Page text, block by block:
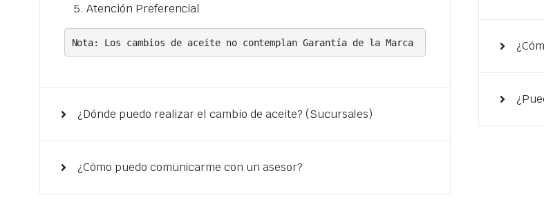
Atención Preferencial
Nota: Los cambios de aceite no contemplan Garantía de la Marca
¿Dónde puedo realizar el cambio de aceite? (Sucursales)
¿Cómo puedo comunicarme con un asesor?